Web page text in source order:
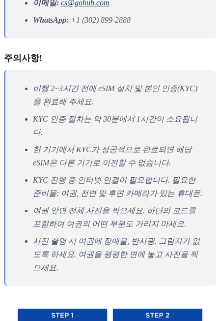
이메일: cs@gohub.com
WhatsApp: +1 (302) 899-2888
주의사항!
비행 2~3시간 전에 eSIM 설치 및 본인 인증(KYC)
을 완료해 주세요.
KYC 인증 절차는 약 30분에서 1시간이 소요됩니
다.
한 기기에서 KYC가 성공적으로 완료되면 해당
eSIM은 다른 기기로 이전할 수 없습니다.
KYC 진행 중 인터넷 연결이 필요합니다. 필요한
준비물: 여권, 전면 및 후면 카메라가 있는 휴대폰.
여권 앞면 전체 사진을 찍으세요. 하단의 코드를
포함하여 여권의 어떤 부분도 가리지 마세요.
사진 촬영 시 여권에 장애물, 반사광, 그림자가 없
도록 하세요. 여권을 평평한 면에 놓고 사진을 찍
으세요.